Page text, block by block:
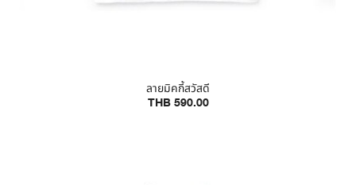
ลายมิคกี้สวัสดี
THB 590.00